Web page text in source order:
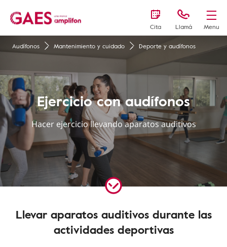
Cita Llamá Menu
Audífonos Mantenimiento y cuidado Deporte y audífonos
Ejercicio con audífonos
Hacer ejercicio llevando aparatos auditivos
Llevar aparatos auditivos durante las
actividades deportivas